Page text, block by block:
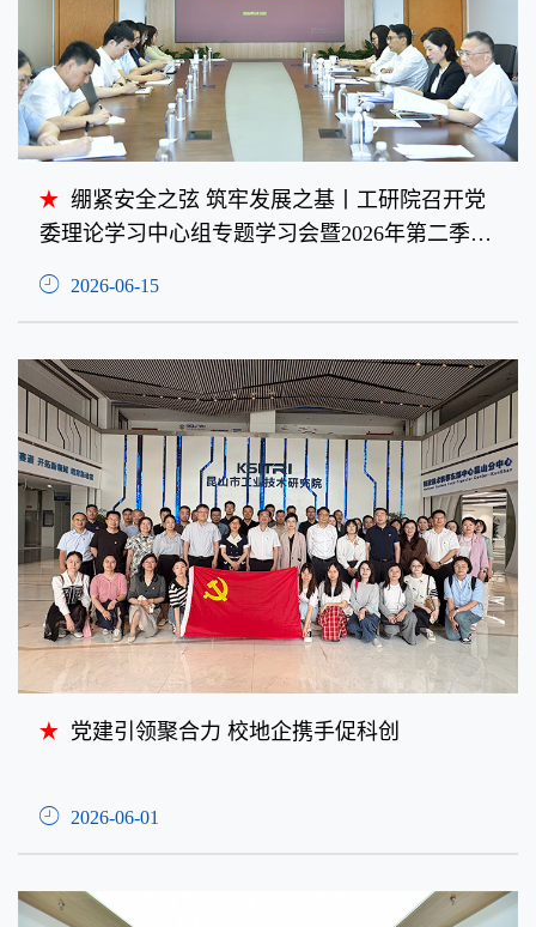
绷紧安全之弦 筑牢发展之基丨工研院召开党
委理论学习中心组专题学习会暨2026年第二季度
2026-06-15
党建引领聚合力 校地企携手促科创
2026-06-01